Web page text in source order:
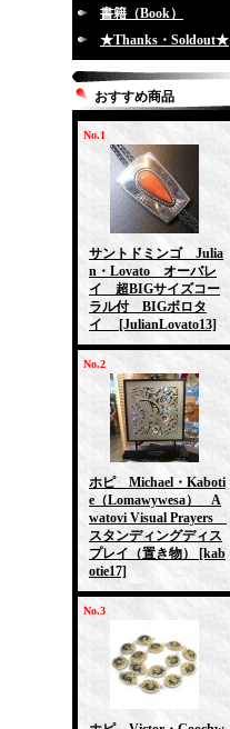
書籍（Book）
★Thanks・Soldout★
おすすめ商品
No.1
サントドミンゴ Julia
n・Lovato オーバレ
イ 超BIGサイズコー
ラル付 BIGボロタ
イ
[JulianLovato13]
No.2
ホピ Michael・Kaboti
e（Lomawywesa） A
watovi Visual Prayers
スタンディングディス
プレイ（置き物）
[kab
otie17]
No.3